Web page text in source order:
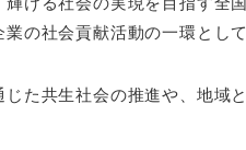
の社会貢献活動の一環とし
た共生社会の推進や、地域